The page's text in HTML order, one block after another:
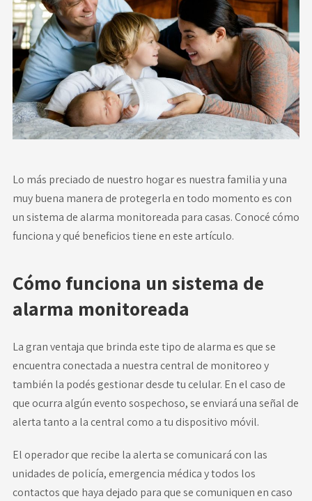
Novedades
Faq
Contacto
Área de clientes
Lo más preciado de nuestro hogar es nuestra familia y una
muy buena manera de protegerla en todo momento es con
un sistema de alarma monitoreada para casas. Conocé cómo
funciona y qué beneficios tiene en este artículo.
Cómo funciona un sistema de
alarma monitoreada
La gran ventaja que brinda este tipo de alarma es que se
encuentra conectada a nuestra central de monitoreo y
también la podés gestionar desde tu celular. En el caso de
que ocurra algún evento sospechoso, se enviará una señal de
alerta tanto a la central como a tu dispositivo móvil.
El operador que recibe la alerta se comunicará con las
unidades de policía, emergencia médica y todos los
contactos que haya dejado para que se comuniquen en caso